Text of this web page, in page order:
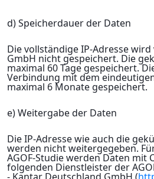
d) Speicherdauer der Daten
Die vollständige IP-Adresse
GmbH nicht gespeichert. Die
maximal 60 Tage gespeichert.
Verbindung mit dem
maximal 6 Monate gespeichert.
e) Weitergabe der Daten
Die IP-Adresse wie auch die
werden nicht weitergegeben.
AGOF-Studie werden Daten mit
folgenden Dienstleister der